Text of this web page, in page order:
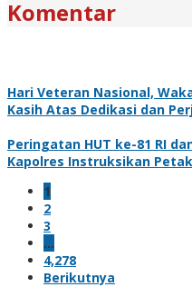
Komentar
Hari Veteran Nasional,
Kasih Atas Dedikasi dan
Peringatan HUT ke-81 RI
Kapolres Instruksikan
1
2
3
…
4,278
Berikutnya